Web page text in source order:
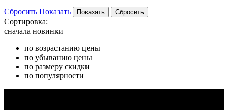
Сбросить Показать
Сортировка:
сначала новинки
по возрастанию цены
по убыванию цены
по размеру скидки
по популярности